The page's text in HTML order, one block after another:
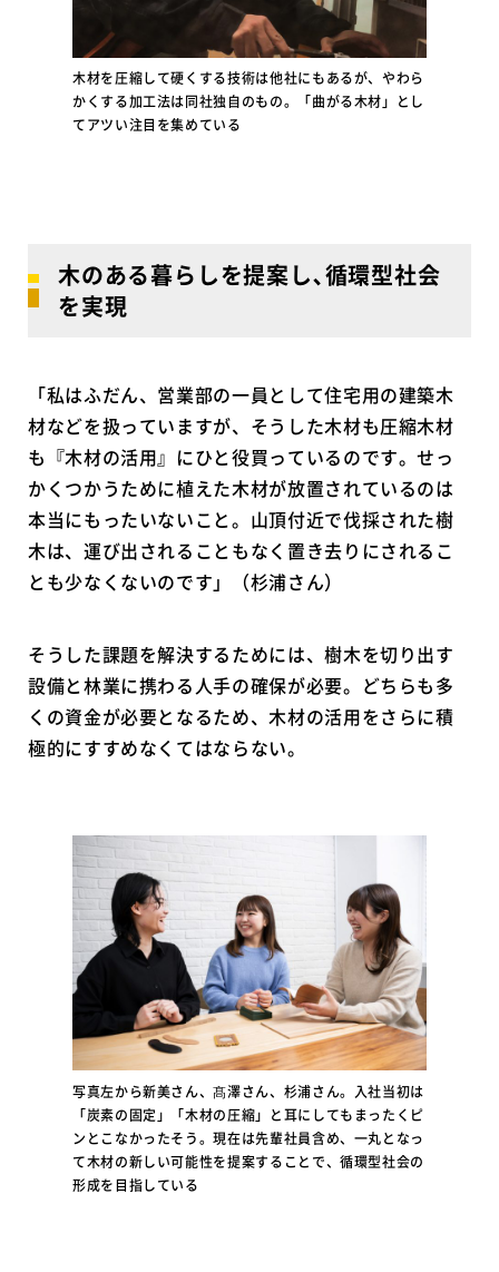
木材を圧縮して硬くする技術は他社にもあるが、やわら
かくする加工法は同社独自のもの。「曲がる木材」とし
てアツい注目を集めている
木のある暮らしを提案し､循環型社会
を実現
「私はふだん、営業部の一員として住宅用の建築木
材などを扱っていますが、そうした木材も圧縮木材
も『木材の活用』にひと役買っているのです。せっ
かくつかうために植えた木材が放置されているのは
本当にもったいないこと。山頂付近で伐採された樹
木は、運び出されることもなく置き去りにされるこ
とも少なくないのです」（杉浦さん）
そうした課題を解決するためには、樹木を切り出す
設備と林業に携わる人手の確保が必要。どちらも多
くの資金が必要となるため、木材の活用をさらに積
極的にすすめなくてはならない。
写真左から新美さん、髙澤さん、杉浦さん。入社当初は
「炭素の固定」「木材の圧縮」と耳にしてもまったくピ
ンとこなかったそう。現在は先輩社員含め、一丸となっ
て木材の新しい可能性を提案することで、循環型社会の
形成を目指している